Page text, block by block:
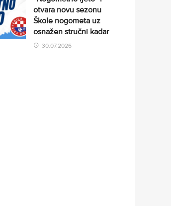
otvara novu sezonu
Škole nogometa uz
osnažen stručni kadar
30.07.2026